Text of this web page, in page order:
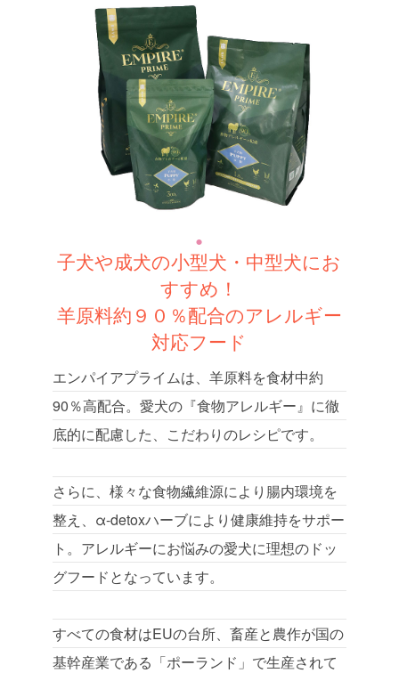
子犬や成犬の小型犬・中型犬にお
すすめ！
羊原料約９０％配合のアレルギー
対応フード
エンパイアプライムは、羊原料を食材中約
90％高配合。愛犬の『食物アレルギー』に徹
底的に配慮した、こだわりのレシピです。
さらに、様々な食物繊維源により腸内環境を
整え、α-detoxハーブにより健康維持をサポー
ト。アレルギーにお悩みの愛犬に理想のドッ
グフードとなっています。
すべての食材はEUの台所、畜産と農作が国の
基幹産業である「ポーランド」で生産されて